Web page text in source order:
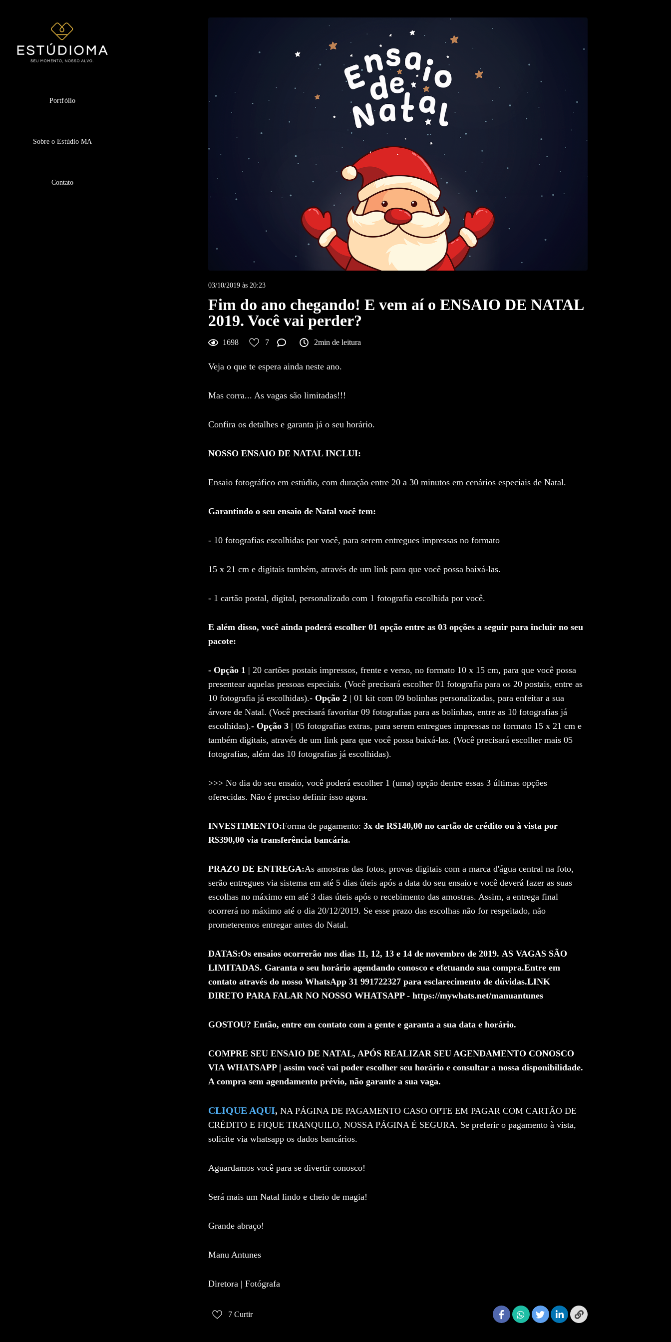
Portfólio
Sobre o Estúdio MA
Contato
03/10/2019 às 20:23
Fim do ano chegando! E vem aí o ENSAIO DE NATAL
2019. Você vai perder?
1698 7 2min de leitura
Veja o que te espera ainda neste ano.
Mas corra... As vagas são limitadas!!!
Confira os detalhes e garanta já o seu horário.
NOSSO ENSAIO DE NATAL INCLUI:
Ensaio fotográfico em estúdio, com duração entre 20 a 30 minutos em cenários especiais de Natal.
Garantindo o seu ensaio de Natal você tem:
- 10 fotografias escolhidas por você, para serem entregues impressas no formato
15 x 21 cm e digitais também, através de um link para que você possa baixá-las.
- 1 cartão postal, digital, personalizado com 1 fotografia escolhida por você.
E além disso, você ainda poderá escolher 01 opção entre as 03 opções a seguir para incluir no seu
pacote:
- Opção 1 | 20 cartões postais impressos, frente e verso, no formato 10 x 15 cm, para que você possa
presentear aquelas pessoas especiais. (Você precisará escolher 01 fotografia para os 20 postais, entre as
10 fotografia já escolhidas).- Opção 2 | 01 kit com 09 bolinhas personalizadas, para enfeitar a sua
árvore de Natal. (Você precisará favoritar 09 fotografias para as bolinhas, entre as 10 fotografias já
escolhidas).- Opção 3 | 05 fotografias extras, para serem entregues impressas no formato 15 x 21 cm e
também digitais, através de um link para que você possa baixá-las. (Você precisará escolher mais 05
fotografias, além das 10 fotografias já escolhidas).
>>> No dia do seu ensaio, você poderá escolher 1 (uma) opção dentre essas 3 últimas opções
oferecidas. Não é preciso definir isso agora.
INVESTIMENTO:Forma de pagamento: 3x de R$140,00 no cartão de crédito ou à vista por
R$390,00 via transferência bancária.
PRAZO DE ENTREGA:As amostras das fotos, provas digitais com a marca d'água central na foto,
serão entregues via sistema em até 5 dias úteis após a data do seu ensaio e você deverá fazer as suas
escolhas no máximo em até 3 dias úteis após o recebimento das amostras. Assim, a entrega final
ocorrerá no máximo até o dia 20/12/2019. Se esse prazo das escolhas não for respeitado, não
prometeremos entregar antes do Natal.
DATAS:Os ensaios ocorrerão nos dias 11, 12, 13 e 14 de novembro de 2019. AS VAGAS SÃO
LIMITADAS. Garanta o seu horário agendando conosco e efetuando sua compra.Entre em
contato através do nosso WhatsApp 31 991722327 para esclarecimento de dúvidas.LINK
DIRETO PARA FALAR NO NOSSO WHATSAPP - https://mywhats.net/manuantunes
GOSTOU? Então, entre em contato com a gente e garanta a sua data e horário.
COMPRE SEU ENSAIO DE NATAL, APÓS REALIZAR SEU AGENDAMENTO CONOSCO
VIA WHATSAPP | assim você vai poder escolher seu horário e consultar a nossa disponibilidade.
A compra sem agendamento prévio, não garante a sua vaga.
CLIQUE AQUI, NA PÁGINA DE PAGAMENTO CASO OPTE EM PAGAR COM CARTÃO DE
CRÉDITO E FIQUE TRANQUILO, NOSSA PÁGINA É SEGURA. Se preferir o pagamento à vista,
solicite via whatsapp os dados bancários.
Aguardamos você para se divertir conosco!
Será mais um Natal lindo e cheio de magia!
Grande abraço!
Manu Antunes
Diretora | Fotógrafa
7 Curtir